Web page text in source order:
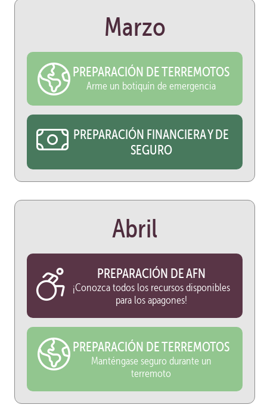
Marzo
PREPARACIÓN DE TERREMOTOS
Arme un botiquín de emergencia
PREPARACIÓN FINANCIERA Y DE
SEGURO
Abril
PREPARACIÓN DE AFN
¡Conozca todos los recursos disponibles
para los apagones!
PREPARACIÓN DE TERREMOTOS
Manténgase seguro durante un
terremoto